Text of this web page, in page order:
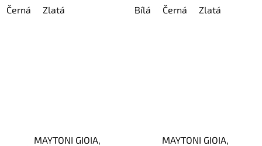
Černá Zlatá Bílá Černá Zlatá
MAYTONI GIOIA,
MAYTONI GIOIA,